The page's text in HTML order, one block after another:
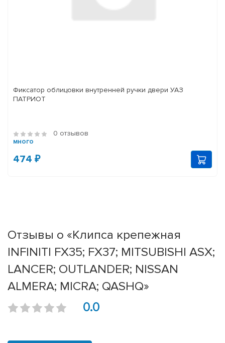
Фиксатор облицовки внутренней ручки двери УАЗ
ПАТРИОТ
0 отзывов
много
474 ₽
Отзывы о «Клипса крепежная
INFINITI FX35; FX37; MITSUBISHI ASX;
LANCER; OUTLANDER; NISSAN
ALMERA; MICRA; QASHQ»
0.0